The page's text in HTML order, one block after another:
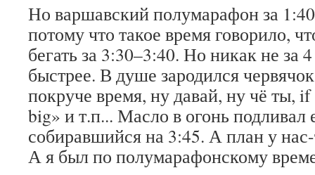
Но варшавский полумарафон за
потому что такое время говорило,
бегать за 3:30–3:40. Но никак не за
быстрее. В душе зародился
покруче время, ну давай, ну чё ты,
big» и т.п... Масло в огонь
собиравшийся на 3:45. А план у
А я был по полумарафонскому